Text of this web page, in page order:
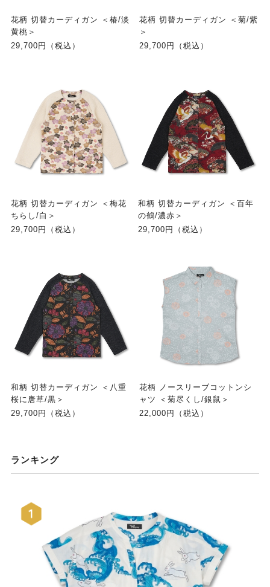
花柄 切替カーディガン ＜椿/淡
黄桃＞
29,700円（税込）
花柄 切替カーディガン ＜菊/紫
＞
29,700円（税込）
花柄 切替カーディガン ＜梅花
ちらし/白＞
29,700円（税込）
和柄 切替カーディガン ＜百年
の鶴/濃赤＞
29,700円（税込）
和柄 切替カーディガン ＜八重
桜に唐草/黒＞
29,700円（税込）
花柄 ノースリーブコットンシ
ャツ ＜菊尽くし/銀鼠＞
22,000円（税込）
ランキング